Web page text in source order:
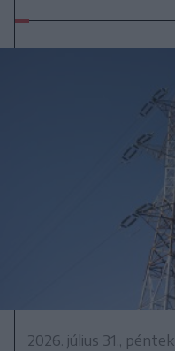
2026. július 31., péntek